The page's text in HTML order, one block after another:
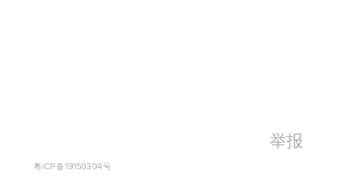
粤ICP备19150304号
举报